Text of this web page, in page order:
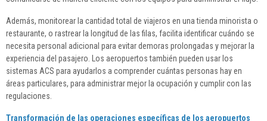
Además, monitorear la cantidad total de viajeros en una tienda minorista o
restaurante, o rastrear la longitud de las filas, facilita identificar cuándo se
necesita personal adicional para evitar demoras prolongadas y mejorar la
experiencia del pasajero. Los aeropuertos también pueden usar los
sistemas ACS para ayudarlos a comprender cuántas personas hay en
áreas particulares, para administrar mejor la ocupación y cumplir con las
regulaciones.
Transformación de las operaciones específicas de los aeropuertos